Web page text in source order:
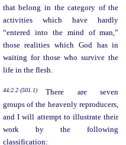
that belong in the category of the
activities which have hardly
“entered into the mind of man,”
those realities which God has in
waiting for those who survive the
life in the flesh.
44:2.2 (501.1)
There are seven
groups of the heavenly reproducers,
and I will attempt to illustrate their
work by the following
classification: